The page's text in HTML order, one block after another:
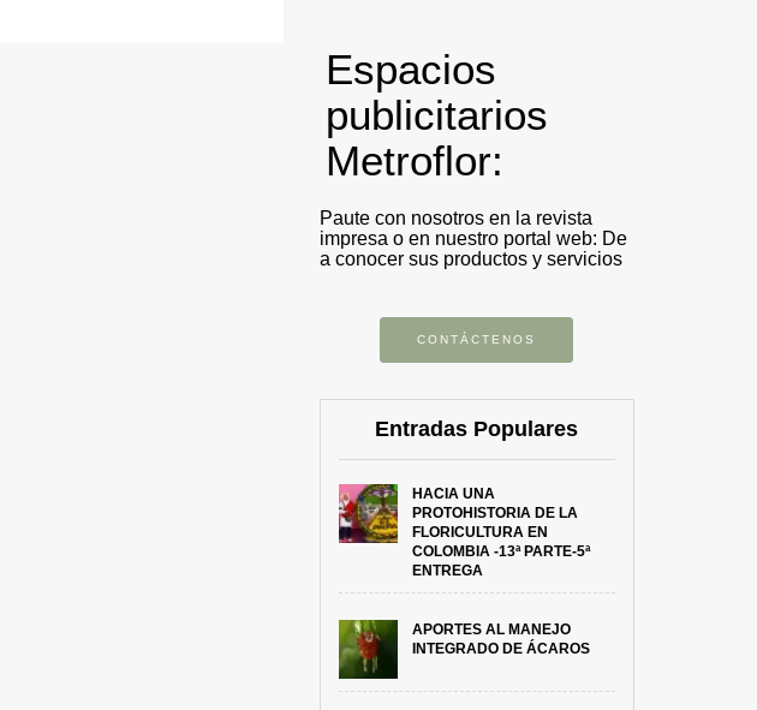
Espacios
publicitarios
Metroflor:
Paute con nosotros en la revista
impresa o en nuestro portal web: De
a conocer sus productos y servicios
CONTÁCTENOS
Entradas Populares
HACIA UNA
PROTOHISTORIA DE LA
FLORICULTURA EN
COLOMBIA -13ª PARTE-5ª
ENTREGA
APORTES AL MANEJO
INTEGRADO DE ÁCAROS